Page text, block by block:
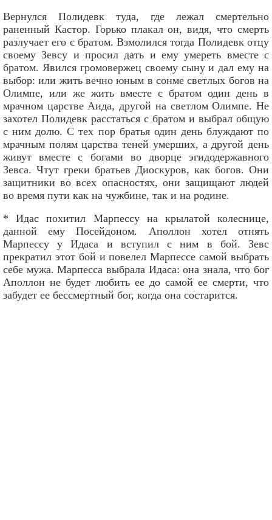
Вернулся Полидевк туда, где лежал смертельно
раненный Кастор. Горько плакал он, видя, что смерть
разлучает его с братом. Взмолился тогда Полидевк отцу
своему Зевсу и просил дать и ему умереть вместе с
братом. Явился громовержец своему сыну и дал ему на
выбор: или жить вечно юным в сонме светлых богов на
Олимпе, или же жить вместе с братом один день в
мрачном царстве Аида, другой на светлом Олимпе. Не
захотел Полидевк расстаться с братом и выбрал общую
с ним долю. С тех пор братья один день блуждают по
мрачным полям царства теней умерших, а другой день
живут вместе с богами во дворце эгидодержавного
Зевса. Чтут греки братьев Диоскуров, как богов. Они
защитники во всех опасностях, они защищают людей
во время пути как на чужбине, так и на родине.
* Идас похитил Марпессу на крылатой колеснице,
данной ему Посейдоном. Аполлон хотел отнять
Марпессу у Идаса и вступил с ним в бой. Зевс
прекратил этот бой и повелел Марпессе самой выбрать
себе мужа. Марпесса выбрала Идаса: она знала, что бог
Аполлон не будет любить ее до самой ее смерти, что
забудет ее бессмертный бог, когда она состарится.